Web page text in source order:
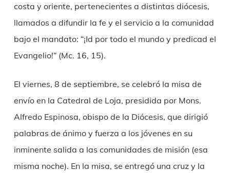
costa y oriente, pertenecientes a distintas diócesis,
llamados a difundir la fe y el servicio a la comunidad
bajo el mandato: “¡Id por todo el mundo y predicad el
Evangelio!” (Mc. 16, 15).
El viernes, 8 de septiembre, se celebró la misa de
envío en la Catedral de Loja, presidida por Mons.
Alfredo Espinosa, obispo de la Diócesis, que dirigió
palabras de ánimo y fuerza a los jóvenes en su
inminente salida a las comunidades de misión (esa
misma noche). En la misa, se entregó una cruz y la